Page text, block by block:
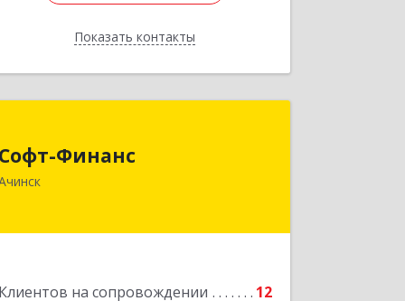
Показать контакты
Назад
Софт-Финанс
Клиентов на сопровождении 12
662150, Красноярский край, Ачинск г,
Подробнее